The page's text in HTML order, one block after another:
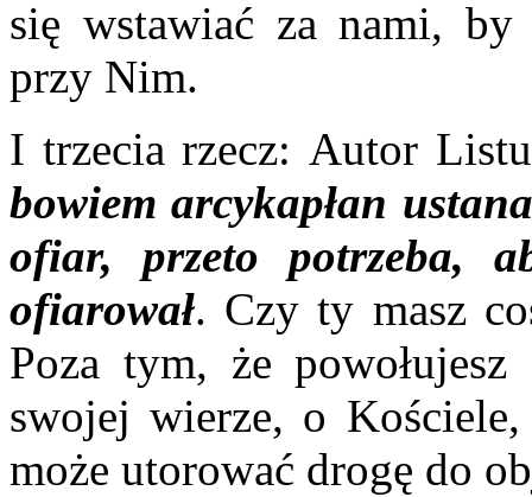
się wstawiać za nami,
przy Nim.
I trzecia rzecz: Autor
bowiem arcykapłan
ofiar, przeto potrzeba,
ofiarował. Czy ty masz
Poza tym, że
swojej wierze, o
może utorować drogę do